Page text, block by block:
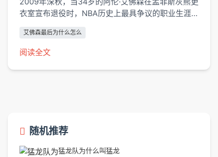
衣室宣布退役时，NBA历史上最具争议的职业生涯
突然退场，引发了关于职业运动员生涯规划、个人价
值与团队博弈的持久讨论。本文将从身体机能、战术
的"答案"最终成为"问题"的深层原因。身体机能的不
艾佛森最后为什么怎么
阅读全文
随机推荐
猛龙队为什么叫猛龙